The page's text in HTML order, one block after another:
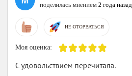
поделилась мнением 2 года назад
НЕ ОТОРВАТЬСЯ
Моя оценка:
С удовольствием перечитала.